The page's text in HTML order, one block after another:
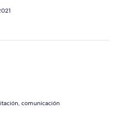
comunicación